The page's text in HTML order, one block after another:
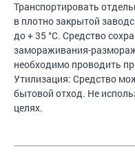
Транспортировать
в плотно закрытой
до + 35 °С. Средство
замораживания-
необходимо проводить
Утилизация: Средство
бытовой отход. Не
целях.